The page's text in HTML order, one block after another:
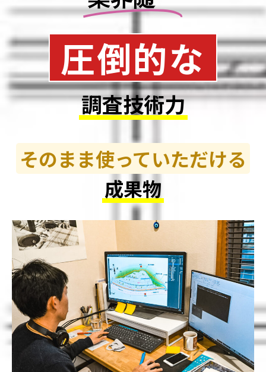
圧倒的な
調査技術力
そのまま使っていただける
成果物